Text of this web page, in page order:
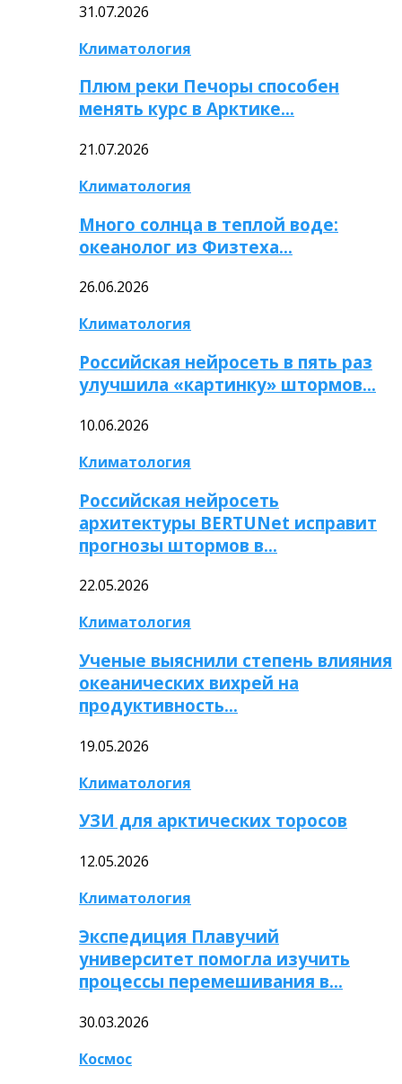
31.07.2026
Климатология
Плюм реки Печоры способен
менять курс в Арктике…
21.07.2026
Климатология
Много солнца в теплой воде:
океанолог из Физтеха…
26.06.2026
Климатология
Российская нейросеть в пять раз
улучшила «картинку» штормов…
10.06.2026
Климатология
Российская нейросеть
архитектуры BERTUNet исправит
прогнозы штормов в…
22.05.2026
Климатология
Ученые выяснили степень влияния
океанических вихрей на
продуктивность…
19.05.2026
Климатология
УЗИ для арктических торосов
12.05.2026
Климатология
Экспедиция Плавучий
университет помогла изучить
процессы перемешивания в…
30.03.2026
Космос